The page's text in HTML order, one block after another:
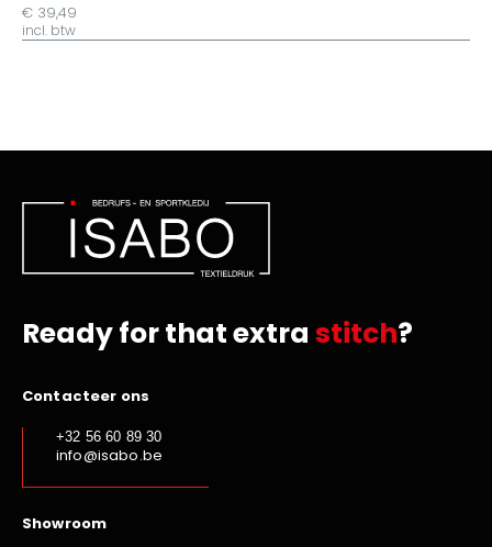
€ 39,49
incl. btw
Ready for that extra stitch?
Contacteer ons
+32 56 60 89 30
info@isabo.be
Showroom